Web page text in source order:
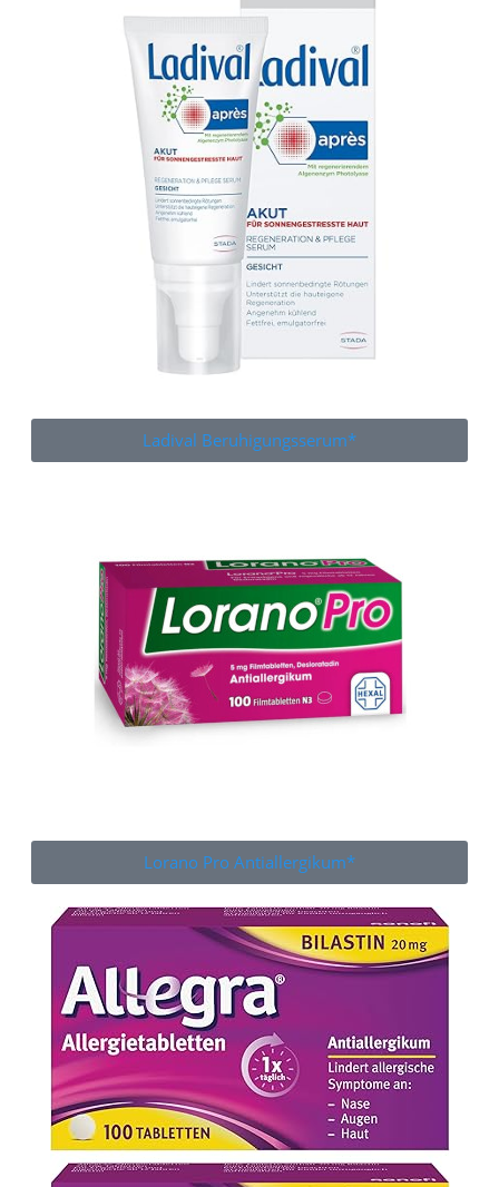
Ladival Beruhigungsserum*
Lorano Pro Antiallergikum*